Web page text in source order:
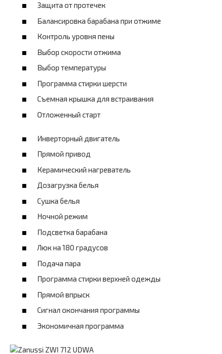
Защита от протечек
Балансировка барабана при отжиме
Контроль уровня пены
Выбор скорости отжима
Выбор температуры
Программа стирки шерсти
Съемная крышка для встраивания
Отложенный старт
Инверторный двигатель
Прямой привод
Керамический нагреватель
Дозагрузка белья
Сушка белья
Ночной режим
Подсветка барабана
Люк на 180 градусов
Подача пара
Программа стирки верхней одежды
Прямой впрыск
Сигнал окончания программы
Экономичная программа